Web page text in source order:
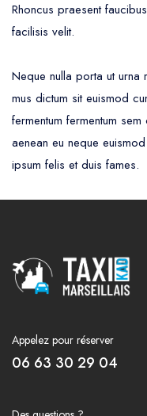
Rhoncus praesent
facilisis velit.
Neque nulla porta ut urna
mus dictum sit euismod
fermentum fermentum
aenean eu neque
ipsum felis et duis fames.
Appelez pour réserver
06 63 30 29 04